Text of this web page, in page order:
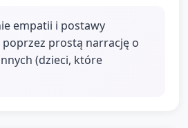
empatii i postawy
prostą narrację o
(dzieci, które